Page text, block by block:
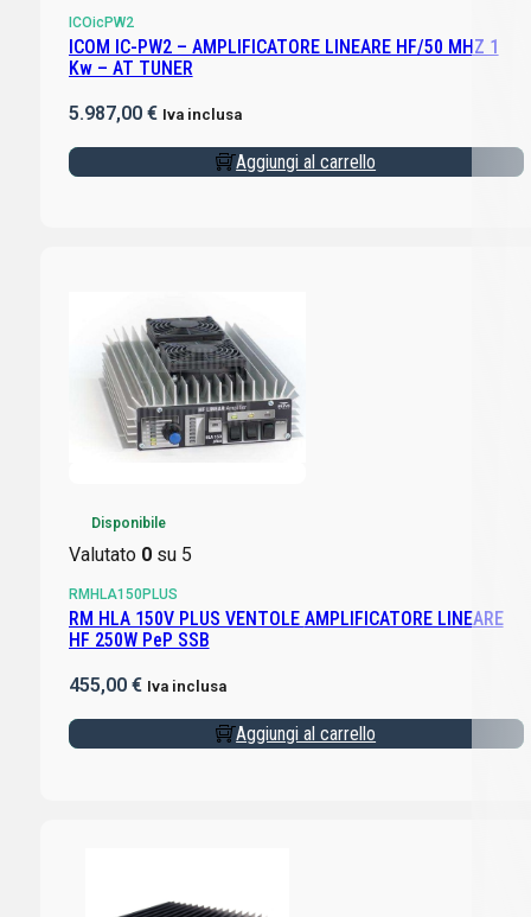
ICOicPW2
ICOM IC-PW2 – AMPLIFICATORE LINEARE HF/50 MHZ 1
Kw – AT TUNER
5.987,00 € Iva inclusa
Aggiungi al carrello
Disponibile
Valutato 0su 5
RMHLA150PLUS
RM HLA 150V PLUS VENTOLE AMPLIFICATORE LINEARE
HF 250W PeP SSB
455,00 € Iva inclusa
Aggiungi al carrello